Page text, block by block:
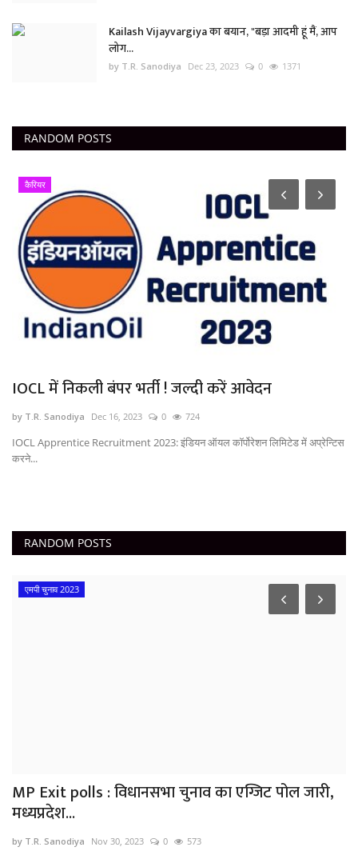
Kailash Vijayvargiya का बयान, "बड़ा आदमी हूं मैं, आप
लोग...
by T.R. Sanodiya Dec 23, 2023 0 1371
RANDOM POSTS
कैरियर
IOCL में निकली बंपर भर्ती ! जल्दी करें आवेदन
by T.R. Sanodiya Dec 16, 2023 0 724
IOCL Apprentice Recruitment 2023: इंडियन ऑयल कॉर्पोरेशन लिमिटेड में अप्रेन्टिस
करने...
RANDOM POSTS
एमपी चुनाव 2023
MP Exit polls : विधानसभा चुनाव का एग्जिट पोल जारी,
मध्यप्रदेश...
by T.R. Sanodiya Nov 30, 2023 0 573